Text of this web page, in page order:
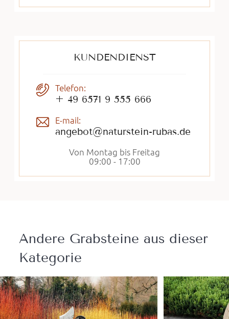
KUNDENDIENST
Telefon:
+ 49 6571 9 555 666
E-mail:
angebot@naturstein-rubas.de
Von Montag bis Freitag
09:00 - 17:00
Andere Grabsteine ​​aus dieser
Kategorie